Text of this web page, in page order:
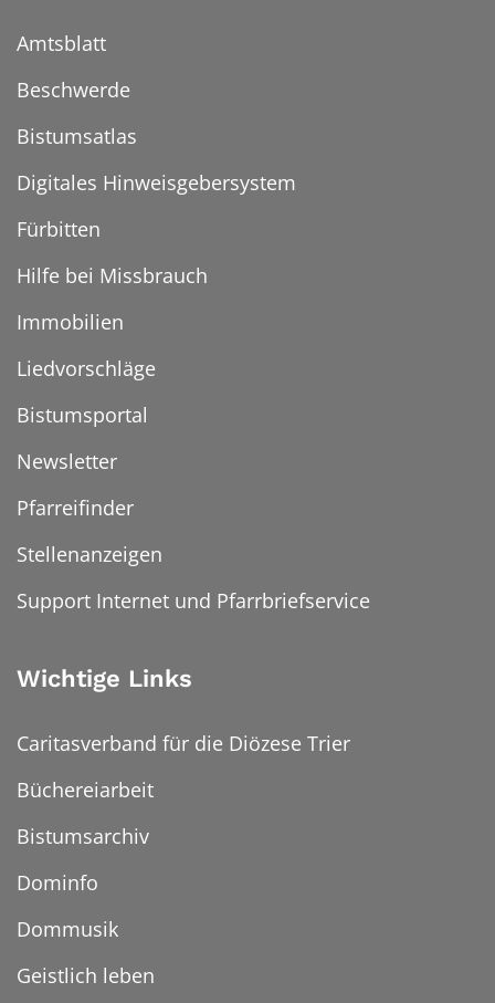
Amtsblatt
Beschwerde
Bistumsatlas
Digitales Hinweisgebersystem
Fürbitten
Hilfe bei Missbrauch
Immobilien
Liedvorschläge
Bistumsportal
Newsletter
Pfarreifinder
Stellenanzeigen
Support Internet und Pfarrbriefservice
Wichtige Links
Caritasverband für die Diözese Trier
Büchereiarbeit
Bistumsarchiv
Dominfo
Dommusik
Geistlich leben